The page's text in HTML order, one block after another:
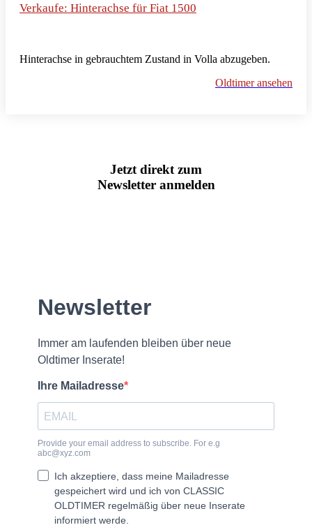
Verkaufe: Hinterachse für Fiat 1500
Hinterachse in gebrauchtem Zustand in Volla abzugeben.
Oldtimer ansehen
Jetzt direkt zum
Newsletter anmelden